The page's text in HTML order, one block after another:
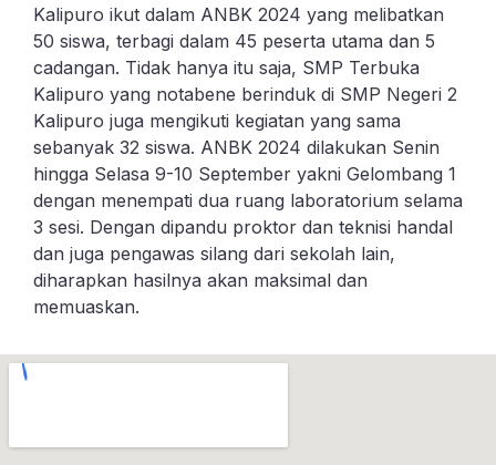
Kalipuro ikut dalam ANBK 2024 yang melibatkan
50 siswa, terbagi dalam 45 peserta utama dan 5
cadangan. Tidak hanya itu saja, SMP Terbuka
Kalipuro yang notabene berinduk di SMP Negeri 2
Kalipuro juga mengikuti kegiatan yang sama
sebanyak 32 siswa. ANBK 2024 dilakukan Senin
hingga Selasa 9-10 September yakni Gelombang 1
dengan menempati dua ruang laboratorium selama
3 sesi. Dengan dipandu proktor dan teknisi handal
dan juga pengawas silang dari sekolah lain,
diharapkan hasilnya akan maksimal dan
memuaskan.